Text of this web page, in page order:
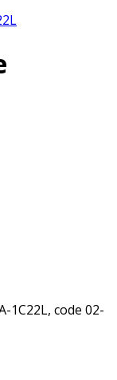
1C22L, code 02-